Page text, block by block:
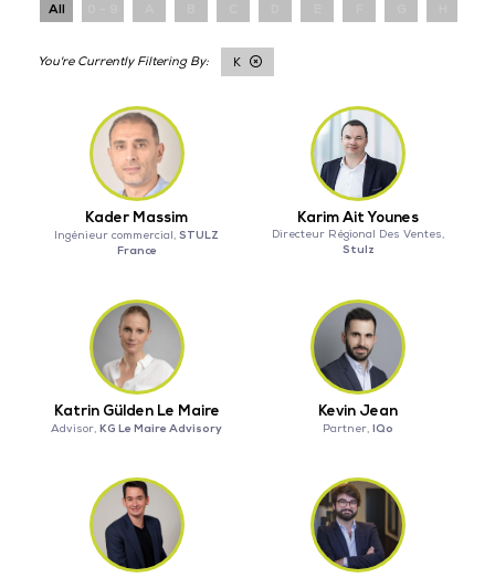
All
K
Kader Massim
Ingénieur commercial,STULZ
France
Karim Ait Younes
Directeur Régional Des Ventes,
Stulz
Katrin Gülden Le Maire
Advisor,KG Le Maire Advisory
Kevin Jean
Partner,IQo